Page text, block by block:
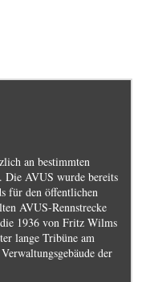
an bestimmten
Die AVUS wurde bereits
für den öffentlichen
AVUS-Rennstrecke
1936 von Fritz Wilms
lange Tribüne am
der